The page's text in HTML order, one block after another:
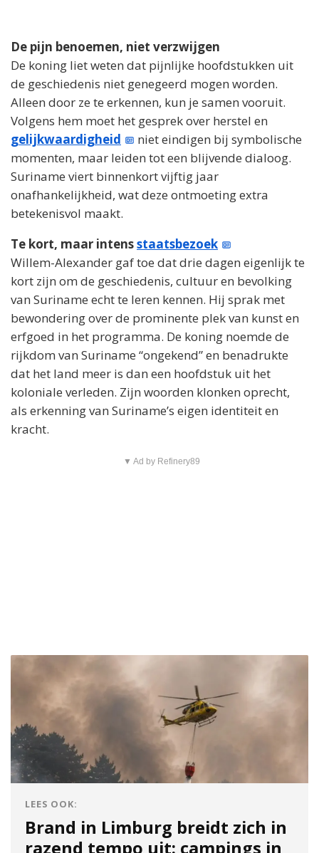
De pijn benoemen, niet verzwijgen
De koning liet weten dat pijnlijke hoofdstukken uit
de geschiedenis niet genegeerd mogen worden.
Alleen door ze te erkennen, kun je samen vooruit.
Volgens hem moet het gesprek over herstel en
gelijkwaardigheid
niet eindigen bij symbolische
momenten, maar leiden tot een blijvende dialoog.
Suriname viert binnenkort vijftig jaar
onafhankelijkheid, wat deze ontmoeting extra
betekenisvol maakt.
Te kort, maar intensstaatsbezoek
Willem-Alexander gaf toe dat drie dagen eigenlijk te
kort zijn om de geschiedenis, cultuur en bevolking
van Suriname echt te leren kennen. Hij sprak met
bewondering over de prominente plek van kunst en
erfgoed in het programma. De koning noemde de
rijkdom van Suriname “ongekend” en benadrukte
dat het land meer is dan een hoofdstuk uit het
koloniale verleden. Zijn woorden klonken oprecht,
als erkenning van Suriname’s eigen identiteit en
kracht.
▼ Ad by Refinery89
LEES OOK:
Brand in Limburg breidt zich in
razend tempo uit: campings in